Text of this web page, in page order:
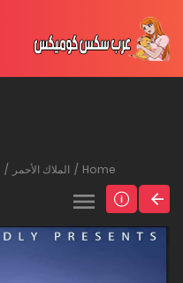
Home الملاك الأحمر